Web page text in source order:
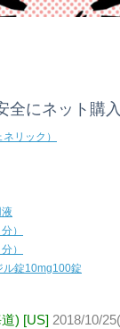
全にネット購
リック）
）
）
ル錠10mg100錠
) [US] 2018/10/